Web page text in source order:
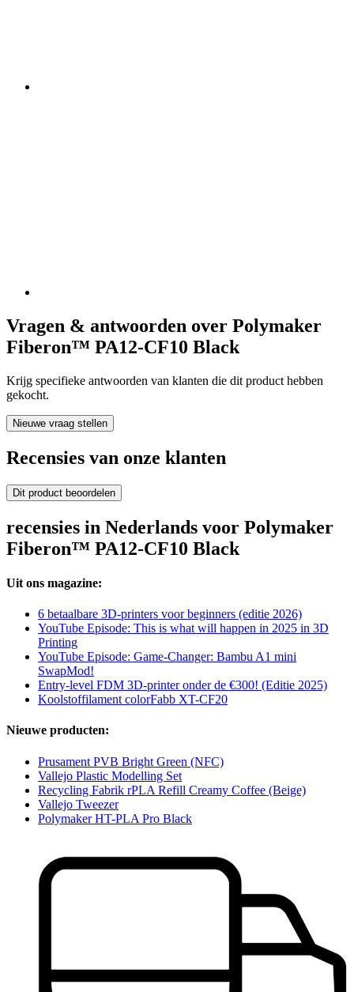
Vragen & antwoorden over Polymaker
Fiberon™ PA12-CF10 Black
Krijg specifieke antwoorden van klanten die dit product hebben
gekocht.
Nieuwe vraag stellen
Recensies van onze klanten
Dit product beoordelen
recensies in Nederlands voor Polymaker
Fiberon™ PA12-CF10 Black
Uit ons magazine:
6 betaalbare 3D-printers voor beginners (editie 2026)
YouTube Episode: This is what will happen in 2025 in 3D
Printing
YouTube Episode: Game-Changer: Bambu A1 mini
SwapMod!
Entry-level FDM 3D-printer onder de €300! (Editie 2025)
Koolstoffilament colorFabb XT-CF20
Nieuwe producten:
Prusament PVB Bright Green (NFC)
Vallejo Plastic Modelling Set
Recycling Fabrik rPLA Refill Creamy Coffee (Beige)
Vallejo Tweezer
Polymaker HT-PLA Pro Black